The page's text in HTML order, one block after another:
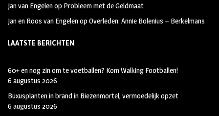
Jan van Engelenop Probleem met de Geldmaat
Jan en Roos van EngelenopOverleden: Annie Bolenius – Berkelmans
LAATSTE BERICHTEN
60+ en nog zin om te voetballen? Kom Walking Footballen!
6 augustus 2026
Buxusplanten in brand in Biezenmortel, vermoedelijk opzet
6 augustus 2026